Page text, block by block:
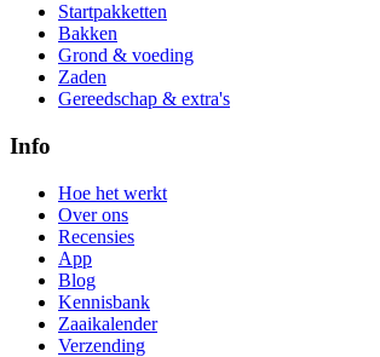
Startpakketten
Bakken
Grond & voeding
Zaden
Gereedschap & extra's
Info
Hoe het werkt
Over ons
Recensies
App
Blog
Kennisbank
Zaaikalender
Verzending